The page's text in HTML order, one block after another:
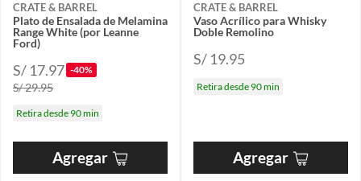
CRATE & BARREL
Plato de Ensalada de Melamina
Range White (por Leanne
Ford)
S/ 17.97 -40%
S/ 29.95
Retira desde 90 min
Agregar
CRATE & BARREL
Vaso Acrílico para Whisky
Doble Remolino
S/ 19.95
Retira desde 90 min
Agregar